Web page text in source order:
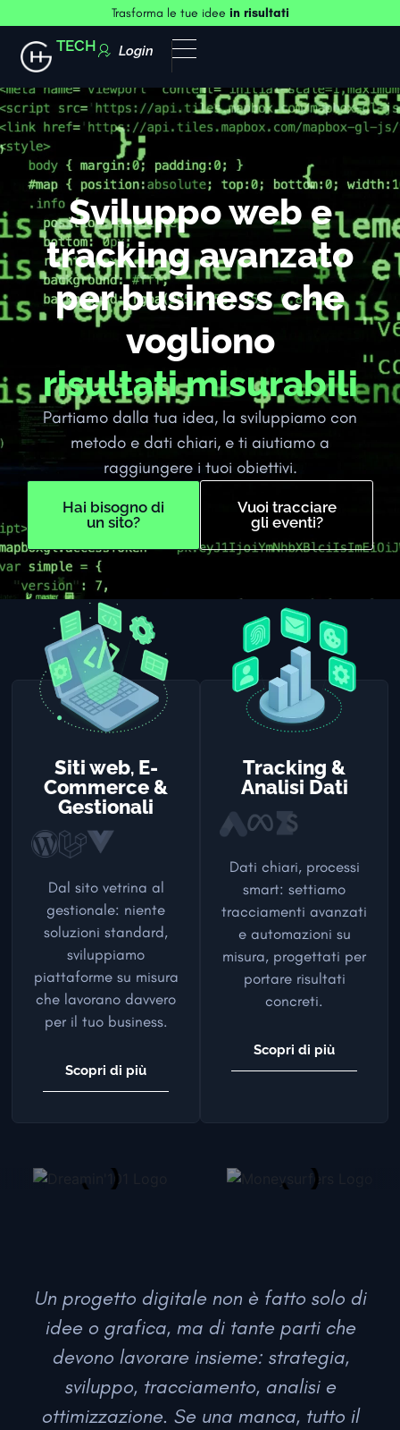
Trasforma le tue idee in risultati
TECH Login
Sviluppo web e
tracking avanzato
per business che
vogliono
risultati misurabili
Partiamo dalla tua idea, la sviluppiamo con
metodo e dati chiari, e ti aiutiamo a
raggiungere i tuoi obiettivi.
Hai bisogno di
un sito?
Vuoi tracciare
gli eventi?
Siti web,E-
Commerce &
Gestionali
Dal sito vetrina al
gestionale: niente
soluzioni standard,
sviluppiamo
piattaforme su misura
che lavorano davvero
per il tuo business.
Scopri di più
Tracking &
Analisi Dati
Dati chiari, processi
smart: settiamo
tracciamenti avanzati
e automazioni su
misura, progettati per
portare risultati
concreti.
Scopri di più
Un progetto digitale non è fatto solo di
idee o grafica, ma di tante parti che
devono lavorare insieme: strategia,
sviluppo, tracciamento, analisi e
ottimizzazione. Se una manca, tutto il